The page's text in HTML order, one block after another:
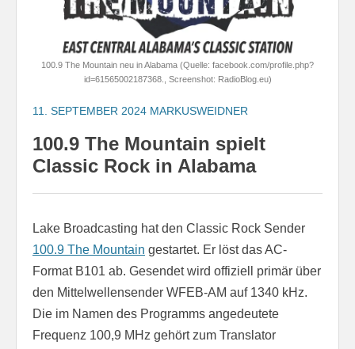
100.9 The Mountain neu in Alabama (Quelle: facebook.com/profile.php?
id=61565002187368., Screenshot: RadioBlog.eu)
11. SEPTEMBER 2024 MARKUSWEIDNER
100.9 The Mountain spielt
Classic Rock in Alabama
Lake Broadcasting hat den Classic Rock Sender
100.9 The Mountain gestartet. Er löst das AC-
Format B101 ab. Gesendet wird offiziell primär über
den Mittelwellensender WFEB-AM auf 1340 kHz.
Die im Namen des Programms angedeutete
Frequenz 100,9 MHz gehört zum Translator